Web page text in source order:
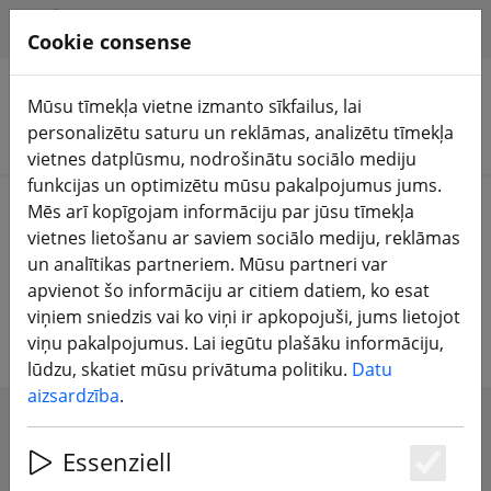
Meklēt produktus
Home FPV droni Lidmašīnas un spārni
FPV lidaparāti un lidojošie spārnu
lidaparāti un piederumi
SHOW FILTERS
Cookie consense
Mūsu tīmekļa vietne izmanto sīkfailus, lai
personalizētu saturu un reklāmas, analizētu tīmekļa
vietnes datplūsmu, nodrošinātu sociālo mediju
funkcijas un optimizētu mūsu pakalpojumus jums.
Mēs arī kopīgojam informāciju par jūsu tīmekļa
vietnes lietošanu ar saviem sociālo mediju, reklāmas
un analītikas partneriem. Mūsu partneri var
apvienot šo informāciju ar citiem datiem, ko esat
viņiem sniedzis vai ko viņi ir apkopojuši, jums lietojot
viņu pakalpojumus. Lai iegūtu plašāku informāciju,
lūdzu, skatiet mūsu privātuma politiku. Datu
aizsardzība.
Essenziell